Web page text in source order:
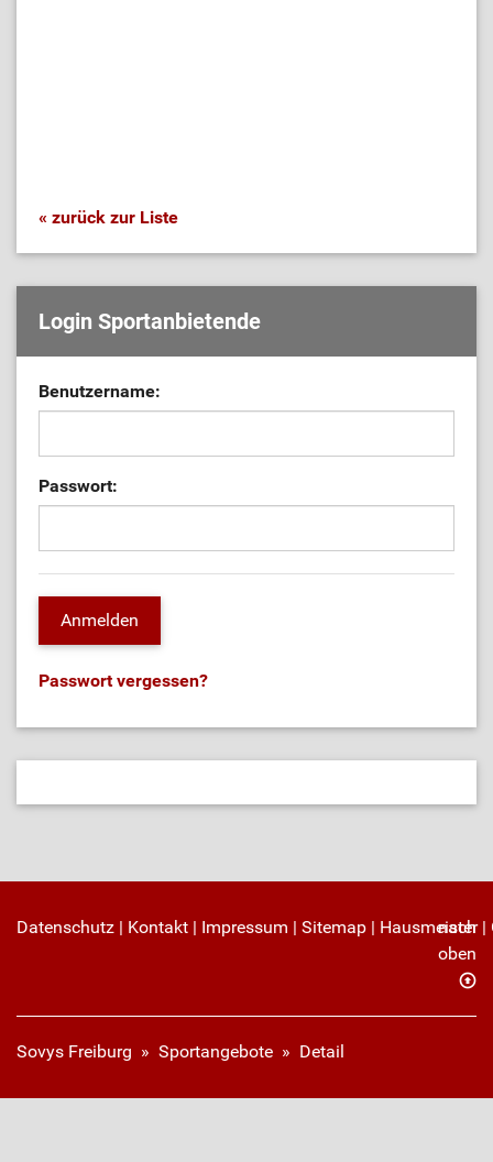
« zurück zur Liste
Login Sportanbietende
Benutzername:
Passwort:
Passwort vergessen?
Datenschutz | Kontakt | Impressum | Sitemap | Hausmeister|
nach
oben
Sovys Freiburg » Sportangebote » Detail